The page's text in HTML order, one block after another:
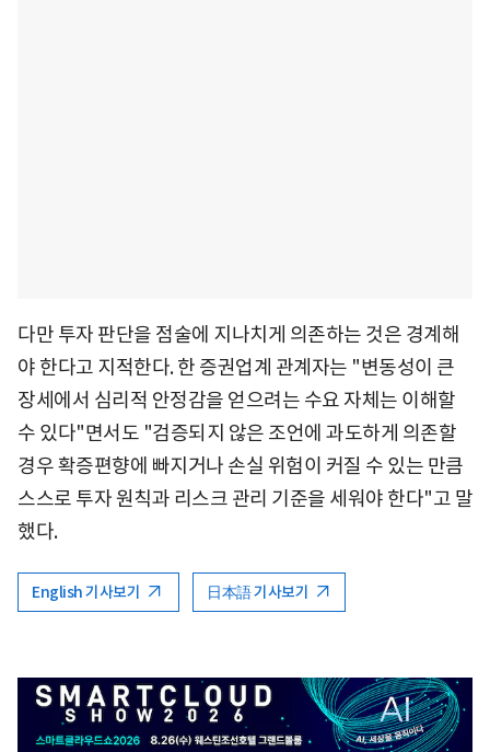
다만 투자 판단을 점술에 지나치게 의존하는 것은 경계해
야 한다고 지적한다. 한 증권업계 관계자는 "변동성이 큰
장세에서 심리적 안정감을 얻으려는 수요 자체는 이해할
수 있다"면서도 "검증되지 않은 조언에 과도하게 의존할
경우 확증편향에 빠지거나 손실 위험이 커질 수 있는 만큼
스스로 투자 원칙과 리스크 관리 기준을 세워야 한다"고 말
했다.
English 기사보기 日本語 기사보기